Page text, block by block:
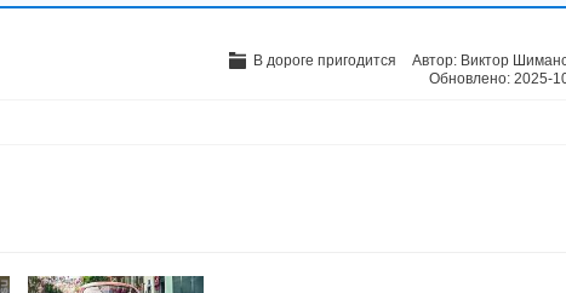
В дороге пригодится Автор: Виктор
Обновлено: 2025-